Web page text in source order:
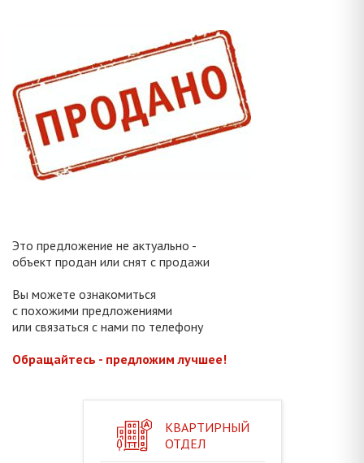
Это предложение не актуально -
объект продан или снят с продажи
Вы можете ознакомиться
с похожими предложениями
или связаться с нами по телефону
Обращайтесь - предложим лучшее!
КВАРТИРНЫЙ
ОТДЕЛ